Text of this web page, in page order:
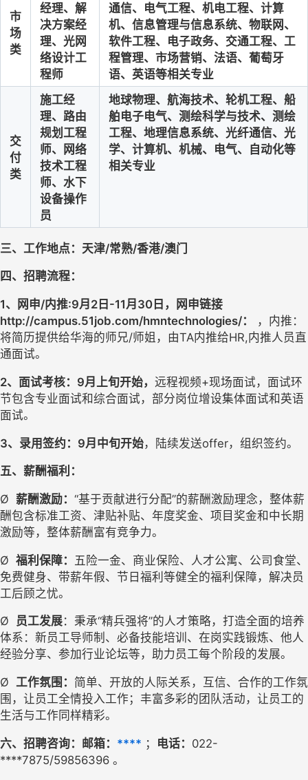
市
场
类
经理、解
决方案经
理、光网
络设计工
程师
通信、电气工程、机电工程、计算
机、信息管理与信息系统、物联网、
软件工程、电子政务、交通工程、工
程管理、市场营销、法语、葡萄牙
语、英语等相关专业
交
付
类
施工经
理、路由
规划工程
师、网络
技术工程
师、水下
设备操作
员
地球物理、航海技术、轮机工程、船
舶电子电气、测绘科学与技术、测绘
工程、地理信息系统、光纤通信、光
学、计算机、机械、电气、自动化等
相关专业
三、工作地点： 天津/常熟/香港/澳门
四、招聘流程：
1、网申/内推:9月2日-11月30日，
网申链接
http://campus.51job.com/hmntechnologies/：
，内推：
将简历提供给华海的师兄/师姐，由TA内推给HR,内推人员直
通面试。
2、面试考核：9月上旬开始， 远程视频+现场面试，面试环
节包含专业面试和综合面试，部分岗位增设集体面试和英语
面试。
3、录用签约：9月中旬开始，陆续发送offer，组织签约。
五、薪酬福利：
Ø 薪酬激励： “基于贡献进行分配”的薪酬激励理念，整体薪
酬包含标准工资、津贴补贴、年度奖金、项目奖金和中长期
激励等，整体薪酬富有竞争力。
Ø 福利保障： 五险一金、商业保险、人才公寓、公司食堂、
免费健身、带薪年假、节日福利等健全的福利保障，解决员
工后顾之忧。
Ø 员工发展：秉承“精兵强将”的人才策略，打造全面的培养
体系：新员工导师制、必备技能培训、在岗实践锻炼、他人
经验分享、参加行业论坛等，助力员工每个阶段的发展。
Ø 工作氛围： 简单、开放的人际关系，互信、合作的工作氛
围，让员工全情投入工作；丰富多彩的团队活动，让员工的
生活与工作同样精彩。
六、招聘咨询：邮箱： **** ； 电话： 022-
****7875/59856396 。